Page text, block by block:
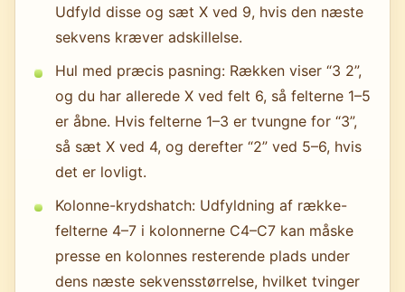
Udfyld disse og sæt X ved 9, hvis den næste
sekvens kræver adskillelse.
Hul med præcis pasning: Rækken viser “3 2”,
og du har allerede X ved felt 6, så felterne 1–5
er åbne. Hvis felterne 1–3 er tvungne for “3”,
så sæt X ved 4, og derefter “2” ved 5–6, hvis
det er lovligt.
Kolonne-krydshatch: Udfyldning af række-
felterne 4–7 i kolonnerne C4–C7 kan måske
presse en kolonnes resterende plads under
dens næste sekvensstørrelse, hvilket tvinger